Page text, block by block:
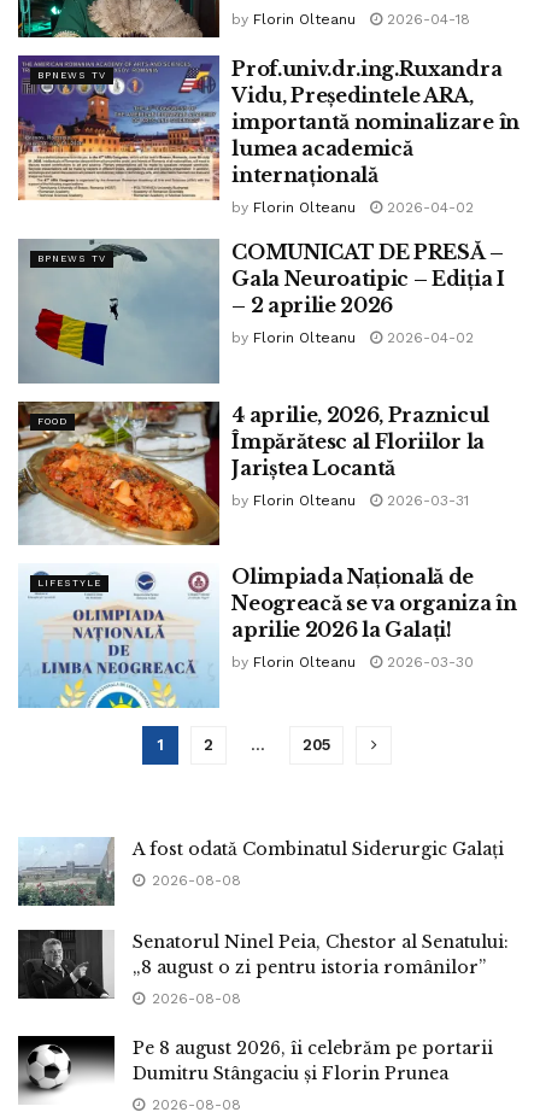
by Florin Olteanu 2026-04-18
BPNEWS TV
Prof.univ.dr.ing.Ruxandra
Vidu, Președintele ARA,
importantă nominalizare în
lumea academică
internațională
by Florin Olteanu 2026-04-02
BPNEWS TV
COMUNICAT DE PRESĂ –
Gala Neuroatipic – Ediția I
– 2 aprilie 2026
by Florin Olteanu 2026-04-02
FOOD
4 aprilie, 2026, Praznicul
Împărătesc al Floriilor la
Jariștea Locantă
by Florin Olteanu 2026-03-31
LIFESTYLE
Olimpiada Națională de
Neogreacă se va organiza în
aprilie 2026 la Galați!
by Florin Olteanu 2026-03-30
1 2 … 205
A fost odată Combinatul Siderurgic Galați
2026-08-08
Senatorul Ninel Peia, Chestor al Senatului:
„8 august o zi pentru istoria românilor”
2026-08-08
Pe 8 august 2026, îi celebrăm pe portarii
Dumitru Stângaciu și Florin Prunea
2026-08-08